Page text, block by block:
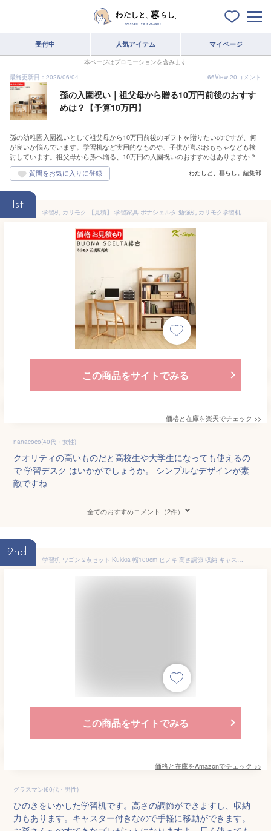
受付中 人気アイテム マイページ
本ページはプロモーションを含みます
最終更新日：2026/06/04
66View 20コメント
孫の入園祝い｜祖父母から贈る10万円前後のおすす
めは？【予算10万円】
孫の幼稚園入園祝いとして祖父母から10万円前後のギフトを贈りたいのですが、何
が良いか悩んでいます。学習机など実用的なものや、子供が喜ぶおもちゃなども検
討しています。祖父母から孫へ贈る、10万円の入園祝いのおすすめはありますか？
わたしと、暮らし。編集部
1st
学習机 カリモク 【見積】 学習家具 ボナシェルタ 勉強机 カリモク学習机 デスク 【画像・価格は参考例★ご検討セットでお見積もり】 学習机 カリモクボナシェルタ 総合
この商品をサイトでみる
価格と在庫を楽天でチェック >>
nanacoco(40代・女性)
クオリティの高いものだと高校生や大学生になっても使えるの
で 学習デスク はいかがでしょうか。 シンプルなデザインが素
敵ですね
全てのおすすめコメント（2件）
2nd
学習机 ワゴン 2点セット Kukkia 幅100cm ヒノキ 高さ調節 収納 キャスター付き フルオープン ブルーグレー
この商品をサイトでみる
価格と在庫をAmazonでチェック >>
グラスマン(60代・男性)
ひのきをいかした学習机です。高さの調節ができますし、収納
力もあります。キャスター付きなので手軽に移動ができます。